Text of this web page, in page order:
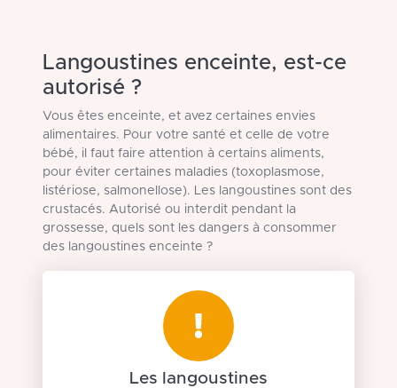
Langoustines enceinte, est-ce
autorisé ?
Vous êtes enceinte, et avez certaines envies
alimentaires. Pour votre santé et celle de votre
bébé, il faut faire attention à certains aliments,
pour éviter certaines maladies (toxoplasmose,
listériose, salmonellose). Les langoustines sont des
crustacés. Autorisé ou interdit pendant la
grossesse, quels sont les dangers à consommer
des langoustines enceinte ?
Les langoustines